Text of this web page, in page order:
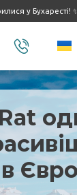
у Бухаресті!